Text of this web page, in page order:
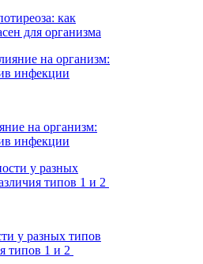
как
для организма
на организм:
инфекции
у разных типов
типов 1 и 2